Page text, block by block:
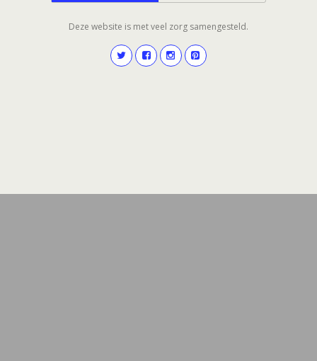
Deze website is met veel zorg samengesteld.